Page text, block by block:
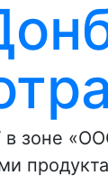
зоне